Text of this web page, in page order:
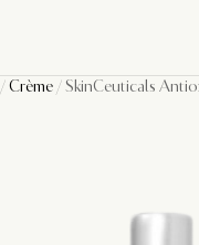
/Crème / SkinCeuticals